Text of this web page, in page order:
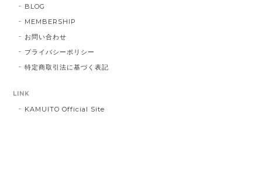
BLOG
MEMBERSHIP
お問い合わせ
プライバシーポリシー
特定商取引法に基づく表記
LINK
KAMUITO Official Site